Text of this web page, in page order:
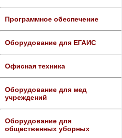
Программное обеспечение
Оборудование для ЕГАИС
Офисная техника
Оборудование для мед
учреждений
Оборудование для
общественных уборных